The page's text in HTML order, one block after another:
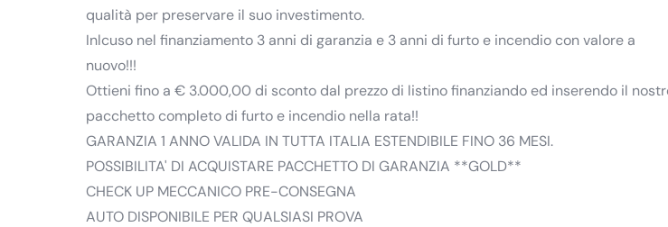
qualità per preservare il suo investimento.
Inlcuso nel finanziamento 3 anni di garanzia e 3 anni di furto e incendio con valore a
nuovo!!!
Ottieni fino a € 3.000,00 di sconto dal prezzo di listino finanziando ed inserendo il
pacchetto completo di furto e incendio nella rata!!
GARANZIA 1 ANNO VALIDA IN TUTTA ITALIA ESTENDIBILE FINO 36 MESI.
POSSIBILITA' DI ACQUISTARE PACCHETTO DI GARANZIA **GOLD**
CHECK UP MECCANICO PRE-CONSEGNA
AUTO DISPONIBILE PER QUALSIASI PROVA